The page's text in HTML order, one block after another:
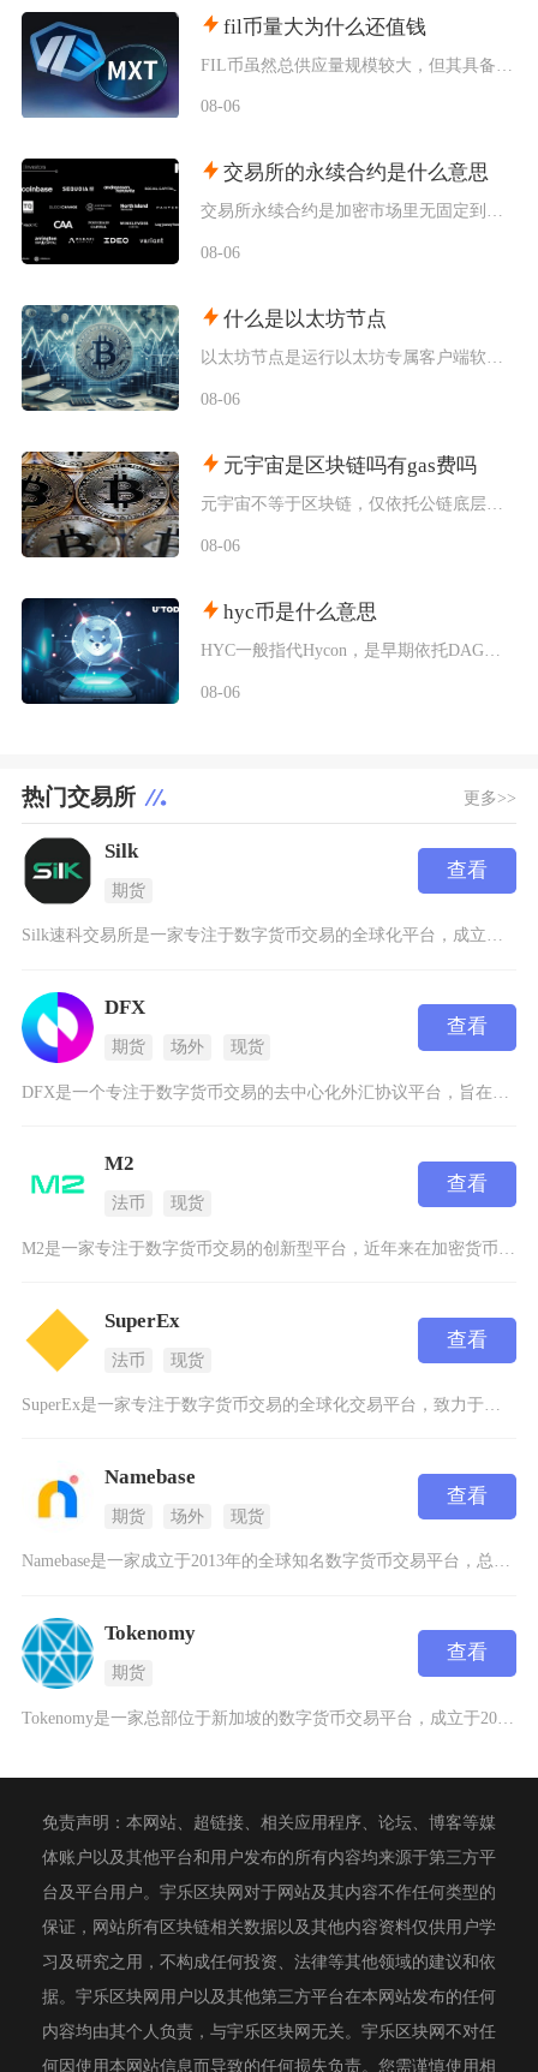
fil币量大为什么还值钱
08-06
交易所的永续合约是什么意思
交易所永续合约是加密市场里无固定到期交割时间的杠杆型衍生品，依托资金费率机制锚定现货价格，
08-06
什么是以太坊节点
08-06
元宇宙是区块链吗有gas费吗
08-06
hyc币是什么意思
08-06
热门交易所 更多>>
Silk
期货
查看
Silk速科交易所是一家专注于数字货币交易的全球化平台，成立于2019年，总部位于新加坡。
DFX
期货 场外 现货
查看
M2
法币 现货
查看
SuperEx
法币 现货
查看
Namebase
期货 场外 现货
查看
Namebase是一家成立于2013年的全球知名数字货币交易平台，总部位于新加坡。作为专注
Tokenomy
期货
查看
Tokenomy是一家总部位于新加坡的数字货币交易平台，成立于2018年，专注于为全球用户
免责声明：本网站、超链接、相关应用程序、论坛、博客等媒
体账户以及其他平台和用户发布的所有内容均来源于第三方平
台及平台用户。宇乐区块网对于网站及其内容不作任何类型的
保证，网站所有区块链相关数据以及其他内容资料仅供用户学
习及研究之用，不构成任何投资、法律等其他领域的建议和依
据。宇乐区块网用户以及其他第三方平台在本网站发布的任何
内容均由其个人负责，与宇乐区块网无关。宇乐区块网不对任
何因使用本网站信息而导致的任何损失负责。您需谨慎使用相